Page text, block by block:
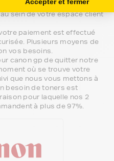
de vos toners. Ils sont
sein de votre espace client
paiement est effectué
Plusieurs moyens de
vos besoins.
canon gp de quitter notre
où se trouve votre
que nous vous mettons à
besoin de toners est
pour laquelle nos 2
à plus de 97%.